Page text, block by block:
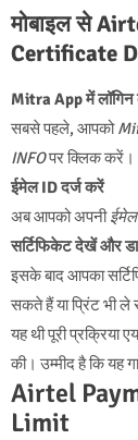
मोबाइल से
Certificate
Mitra App में
सबसे पहले, आपको
INFOपर क्लिक करें।
ईमेल ID दर्ज करें
अब आपको अपनी
सर्टिफिकेट देखें और
इसके बाद आपका
सकते हैं या प्रिंट भी
यह थी पूरी
की। उम्मीद है कि यह
Airtel
Limit